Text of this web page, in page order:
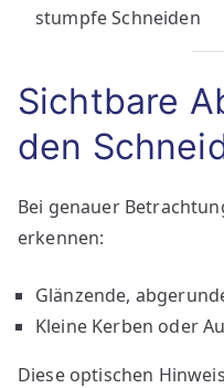
stumpfe Schneiden
Sichtbare
den
Bei genauer
erkennen:
Glänzende,
Kleine Kerben oder
Diese optischen